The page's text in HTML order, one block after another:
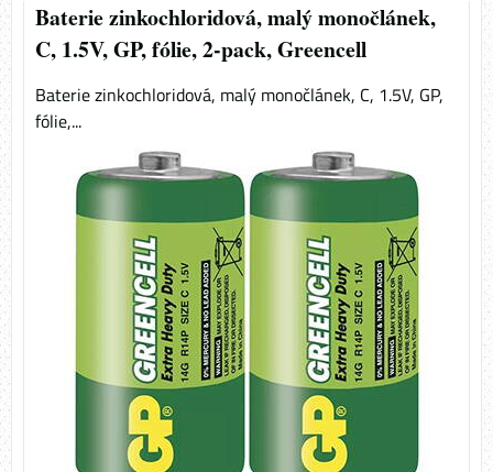
Baterie zinkochloridová, malý monočlánek,
C, 1.5V, GP, fólie, 2-pack, Greencell
Baterie zinkochloridová, malý monočlánek, C, 1.5V, GP,
fólie,...